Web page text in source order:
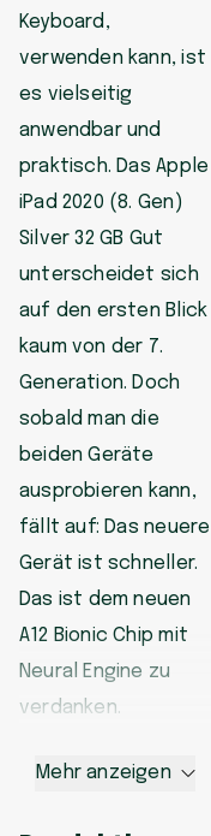
Keyboard,
verwenden kann, ist
es vielseitig
anwendbar und
praktisch. Das Apple
iPad 2020 (8. Gen)
Silver 32 GB Gut
unterscheidet sich
auf den ersten Blick
kaum von der 7.
Generation. Doch
sobald man die
beiden Geräte
ausprobieren kann,
fällt auf: Das neuere
Gerät ist schneller.
Das ist dem neuen
A12 Bionic Chip mit
Neural Engine zu
verdanken.
Mehr anzeigen